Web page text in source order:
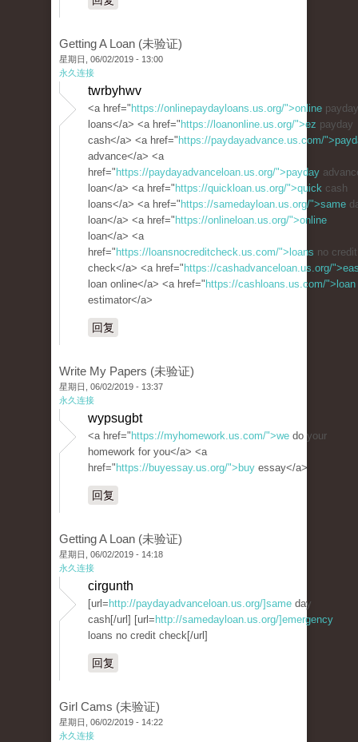
Getting A Loan (未验证)
星期日, 06/02/2019 - 13:00
永久连接
twrbyhwv
<a href=" https://onlinepaydayloans.us.org/">online payday
loans</a> <a href=" https://loanonline.us.org/">ez payday
cash</a> <a href=" https://paydayadvance.us.com/
advance</a> <a
href=" https://paydayadvanceloan.us.org/">payday
loan</a> <a href=" https://quickloan.us.org/">quick cash
loans</a> <a href=" https://samedayloan.us.org/">same
loan</a> <a href=" https://onlineloan.us.org/">online
loan</a> <a
href=" https://loansnocreditcheck.us.com/">loans no credit
check</a> <a href=" https://cashadvanceloan.us.org/
loan online</a> <a href=" https://cashloans.us.com/">loan
estimator</a>
回复
Write My Papers (未验证)
星期日, 06/02/2019 - 13:37
永久连接
wypsugbt
<a href=" https://myhomework.us.com/">we do your
homework for you</a> <a
href=" https://buyessay.us.org/">buy essay</a>
回复
Getting A Loan (未验证)
星期日, 06/02/2019 - 14:18
永久连接
cirgunth
[url= http://paydayadvanceloan.us.org/]same day
cash[/url] [url= http://samedayloan.us.org/]emergency
loans no credit check[/url]
回复
Girl Cams (未验证)
星期日, 06/02/2019 - 14:22
永久连接